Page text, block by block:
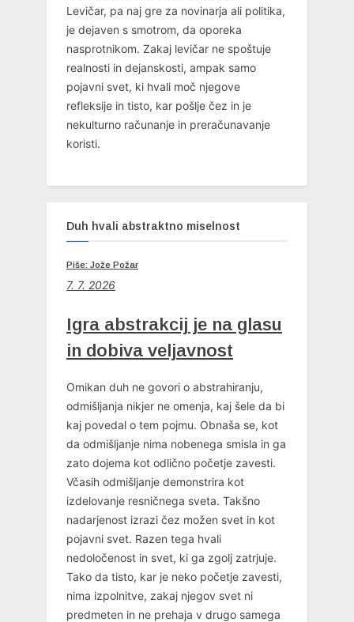
Levičar, pa naj gre za novinarja ali politika,
je dejaven s smotrom, da oporeka
nasprotnikom. Zakaj levičar ne spoštuje
realnosti in dejanskosti, ampak samo
pojavni svet, ki hvali moč njegove
refleksije in tisto, kar pošlje čez in je
nekulturno računanje in preračunavanje
koristi.
Duh hvali abstraktno miselnost
Piše: Jože Požar
7. 7. 2026
Igra abstrakcij je na glasu
in dobiva veljavnost
Omikan duh ne govori o abstrahiranju,
odmišljanja nikjer ne omenja, kaj šele da bi
kaj povedal o tem pojmu. Obnaša se, kot
da odmišljanje nima nobenega smisla in ga
zato dojema kot odlično početje zavesti.
Včasih odmišljanje demonstrira kot
izdelovanje resničnega sveta. Takšno
nadarjenost izrazi čez možen svet in kot
pojavni svet. Razen tega hvali
nedoločenost in svet, ki ga zgolj zatrjuje.
Tako da tisto, kar je neko početje zavesti,
nima izpolnitve, zakaj njegov svet ni
predmeten in ne prehaja v drugo samega